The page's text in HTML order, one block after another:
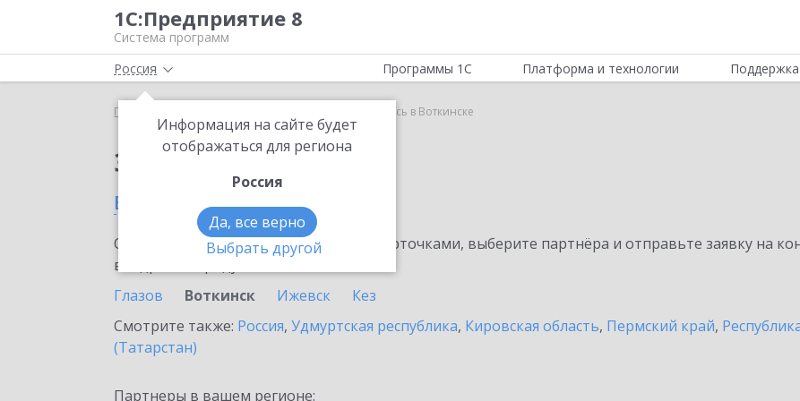
1С:Предприятие 8
Система программ
Россия
Информация на сайте будет
отображаться для региона
Россия
Да, все верно
Выбрать другой
Программы 1С Платформа и технологии
Главная 1С:Подпись в Воткинске
Заказать 1С:Подпись
в Воткинске
Ознакомьтесь с информационными карточками, выберите партнёра и отправьте заявку на
внедрение продукта.
Глазов
Воткинск Ижевск
Кез
Смотрите также: Россия, Удмуртская республика, Кировская область, Пермский край,
(Татарстан)
Партнеры в вашем регионе: